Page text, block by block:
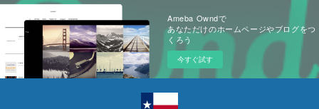
Ameba Owndで
あなただけのホームページやブログをつ
くろう
今すぐ試す